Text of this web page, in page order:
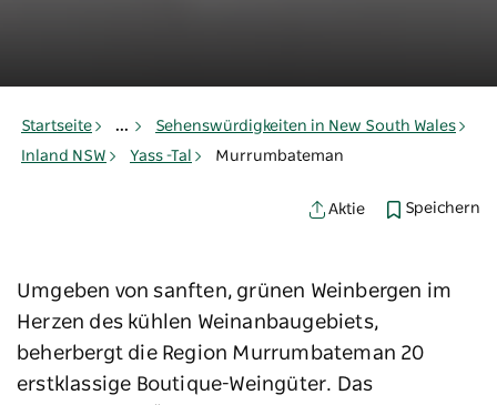
Startseite ...
Sehenswürdigkeiten in New South Wales
Inland NSW
Yass -Tal Murrumbateman
Aktie Speichern
Umgeben von sanften, grünen Weinbergen im
Herzen des kühlen Weinanbaugebiets,
beherbergt die Region Murrumbateman 20
erstklassige Boutique-Weingüter. Das